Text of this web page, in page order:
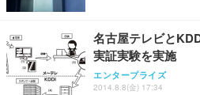
名古屋テレビと
実証実験を実施
エンタープライズ
2014.8.8(金) 17:34